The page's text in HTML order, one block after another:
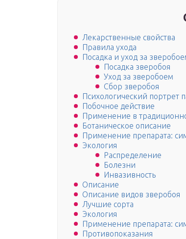
Лекарственные свойства
Правила ухода
Посадка и уход за
Посадка зверобоя
Уход за зверобоем
Сбор зверобоя
Психологический портрет
Побочное действие
Применение в
Ботаническое описание
Применение препарата:
Экология
Распределение
Болезни
Инвазивность
Описание
Описание видов зверобоя
Лучшие сорта
Экология
Применение препарата:
Противопоказания